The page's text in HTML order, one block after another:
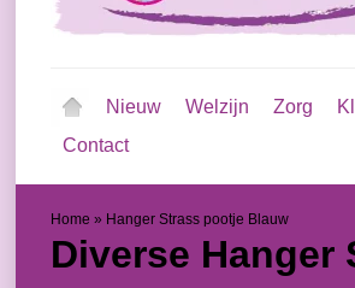
Nieuw Welzijn Zorg
Contact
Home » Hanger Strass pootje Blauw
Diverse Hanger